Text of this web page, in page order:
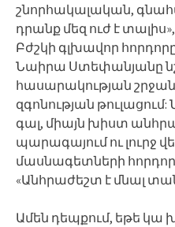
շնորհակալական,
դրանք մեզ ուժ է
Բժշկի գլխավոր
Նաիրա Ստեփանյանը
հասարակության
զգոնության թուլացում:
գալ, միայն խիստ
պարագայում ու լուրջ
մասնագետների
«Անհրաժեշտ է մնալ
Ամեն դեպքում, եթե կա